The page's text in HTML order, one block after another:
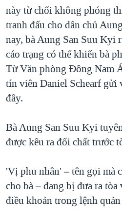
hướng
chính
"Tìm"
MỤC
TỰ DO BÁO CHÍ
VẠCH TRẦN TIN GIẢ
NGƯỜI VIỆT HẢI NGOẠI
KINH TẾ
SỨC KHOẺ
VĂN HOÁ
GIÁO DỤC
CHUYÊN ĐỀ
CHIẾN TRANH THƯƠNG MẠI
TẠI
HÀNH TRÌNH BẦU CỬ 2024
MỘT NĂM CHIẾN TRANH TẠI
NGÀY TỊ NẠN THẾ GIỚI
TRỊNH VĨNH BÌNH - NGƯỜI HẠ
CHI PHÍ CHIẾN TRANH
CÁC GIÁ TRỊ CỘNG HÒA Ở
HỌC TIẾNG ANH
VIDEO
NGHE
MẠNG XÃ HỘI
Ngôn ngữ khác
này từ chối không phóng
tranh đấu cho dân chủ
nay, bà Aung San Suu Kyi
cáo trạng có thể khiến bà
Từ Văn phòng Đông Nam
tín viên Daniel Schearf gửi
đây.
Bà Aung San Suu Kyi
được kêu ra đối chất trước
'Vị phu nhân' – tên gọi mà
cho bà – đang bị đưa ra
điều khoản trong lệnh